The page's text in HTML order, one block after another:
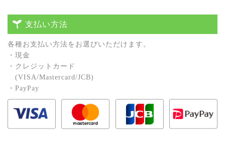
支払い方法
各種お⽀払い⽅法をお選びいただけます。
・現⾦
・クレジットカード
(VISA/Mastercard/JCB)
・PayPay